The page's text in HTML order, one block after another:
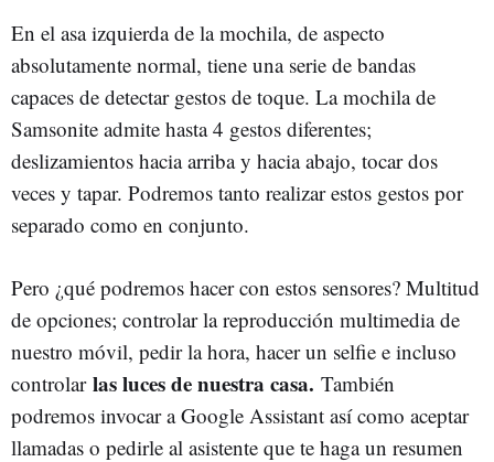
En el asa izquierda de la mochila, de aspecto
absolutamente normal, tiene una serie de bandas
capaces de detectar gestos de toque. La mochila de
Samsonite admite hasta 4 gestos diferentes;
deslizamientos hacia arriba y hacia abajo, tocar dos
veces y tapar. Podremos tanto realizar estos gestos por
separado como en conjunto.
Pero ¿qué podremos hacer con estos sensores? Multitud
de opciones; controlar la reproducción multimedia de
nuestro móvil, pedir la hora, hacer un selfie e incluso
controlar las luces de nuestra casa. También
podremos invocar a Google Assistant así como aceptar
llamadas o pedirle al asistente que te haga un resumen